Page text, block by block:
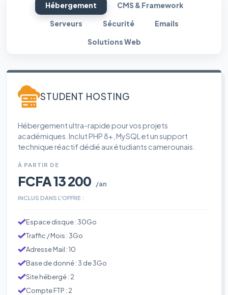
Hébergement CMS & Framework
Serveurs Sécurité Emails
Solutions Web
STUDENT HOSTING
Hébergement ultra-rapide pour vos projets
académiques. Inclut PHP 8+, MySQL et un support
technique réactif dédié aux étudiants camerounais.
À PARTIR DE
FCFA 13 200 /an
INCLUS DANS L'OFFRE :
Espace disque : 30Go
Traffic / Mois : 3Go
Adresse Mail : 10
Base de donné : 3 de 3Go
Site hébergé : 2
Compte FTP : 2